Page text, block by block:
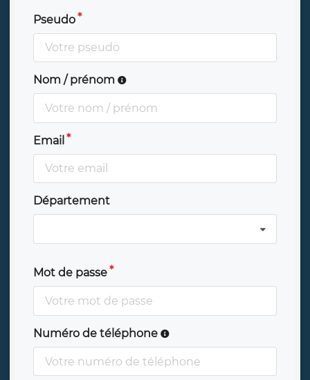
Pseudo
Nom / prénom
Email
Département
Mot de passe
Numéro de téléphone